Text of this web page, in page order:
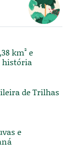
km² e
história
de Trilhas
e